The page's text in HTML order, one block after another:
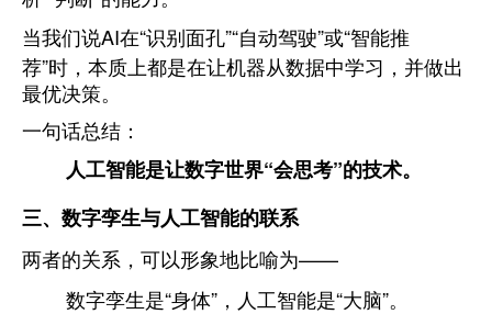
当我们说AI在“识别面孔”“自动驾驶”或“智能推
荐”时，本质上都是在让机器从数据中学习，并做出
最优决策。
一句话总结：
人工智能是让数字世界“会思考”的技术。
三、数字孪生与人工智能的联系
两者的关系，可以形象地比喻为——
数字孪生是“身体”，人工智能是“大脑”。